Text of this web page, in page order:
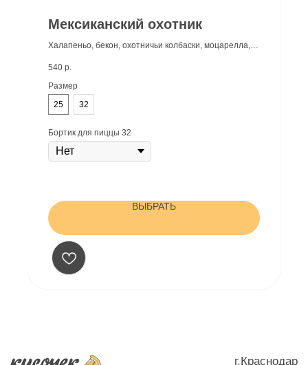
Мексиканский охотник
Халапеньо, бекон, охотничьи колбаски, моцарелла,
540 р.
Размер
25
32
Бортик для пиццы 32
ВЫБРАТЬ
+7 (989) 266 06 99
Мы открыты с 11.00 до 23.00
ИНН: 782005497421
ОГРНИП: 323237500007403
Жиливинский Илья Владимирович (ИП)
Юр адрес: г. Краснодар, ул. Платановый бульвар, д.19/1,
Политика конфиденцальности